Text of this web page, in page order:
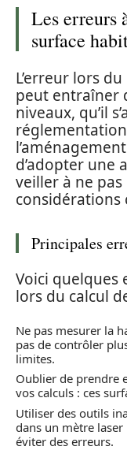
Les erreurs
surface
L’erreur lors
peut entraîner
niveaux, qu’il
d’adopter une
veiller à ne
considérations
Principales
Voici quelques
lors du calcul
Ne pas mesurer la
pas de contrôler
limites.
Oublier de prendre
vos calculs : ces
Utiliser des outils
dans un mètre
éviter des erreurs.